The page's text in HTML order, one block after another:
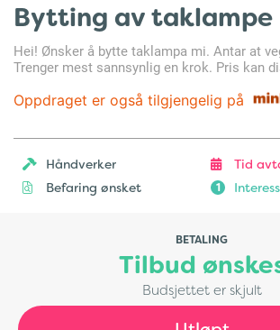
Bytting av taklampe
Hei! Ønsker å bytte taklampa mi. Antar at
Trenger mest sannsynlig en krok. Pris kan
Oppdraget er også tilgjengelig på
Håndverker
Tid
Befaring ønsket
1
BETALING
Tilbud
Budsjettet er skjult